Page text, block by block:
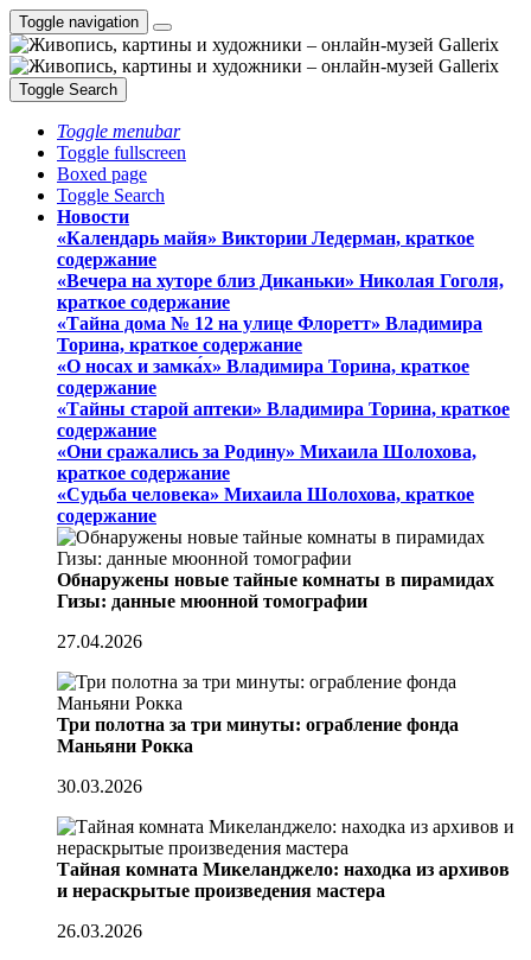
Toggle navigation
Toggle Search
Toggle menubar
Toggle fullscreen
Boxed page
Toggle Search
Новости
«Календарь майя» Виктории Ледерман, краткое
содержание
«Вечера на хуторе близ Диканьки» Николая Гоголя,
краткое содержание
«Тайна дома № 12 на улице Флоретт» Владимира
Торина, краткое содержание
«О носах и замка́х» Владимира Торина, краткое
содержание
«Тайны старой аптеки» Владимира Торина, краткое
содержание
«Они сражались за Родину» Михаила Шолохова,
краткое содержание
«Судьба человека» Михаила Шолохова, краткое
содержание
Обнаружены новые тайные комнаты в пирамидах
Гизы: данные мюонной томографии
27.04.2026
Три полотна за три минуты: ограбление фонда
Маньяни Рокка
30.03.2026
Тайная комната Микеланджело: находка из архивов
и нераскрытые произведения мастера
26.03.2026